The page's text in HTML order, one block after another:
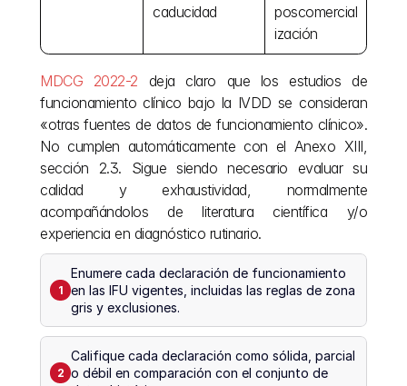
caducidad
poscomercial
ización
MDCG 2022-2 deja claro que los estudios de
funcionamiento clínico bajo la IVDD se consideran
«otras fuentes de datos de funcionamiento clínico».
No cumplen automáticamente con el Anexo XIII,
sección 2.3. Sigue siendo necesario evaluar su
calidad y exhaustividad, normalmente
acompañándolos de literatura científica y/o
experiencia en diagnóstico rutinario.
1
Enumere cada declaración de funcionamiento
en las IFU vigentes, incluidas las reglas de zona
gris y exclusiones.
2
Califique cada declaración como sólida, parcial
o débil en comparación con el conjunto de